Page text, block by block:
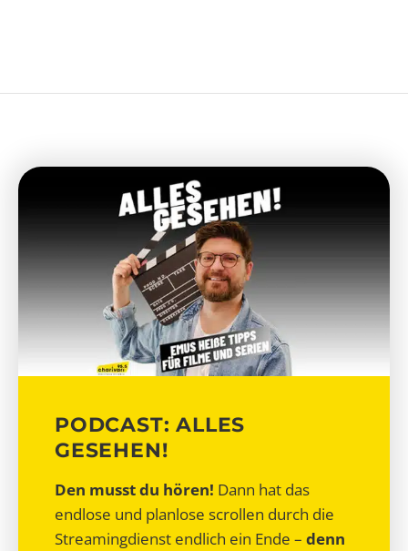
PODCAST: ALLES
GESEHEN!
Den musst du hören! Dann hat das
endlose und planlose scrollen durch die
Streamingdienst endlich ein Ende – denn